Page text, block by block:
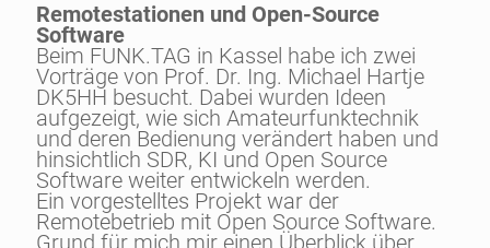
Remotestationen und Open-Source
Software
Beim FUNK.TAG in Kassel habe ich zwei
Vorträge von Prof. Dr. Ing. Michael Hartje
DK5HH besucht. Dabei wurden Ideen
aufgezeigt, wie sich Amateurfunktechnik
und deren Bedienung verändert haben und
hinsichtlich SDR, KI und Open Source
Software weiter entwickeln werden.
Ein vorgestelltes Projekt war der
Remotebetrieb mit Open Source Software.
Grund für mich mir einen Überblick über